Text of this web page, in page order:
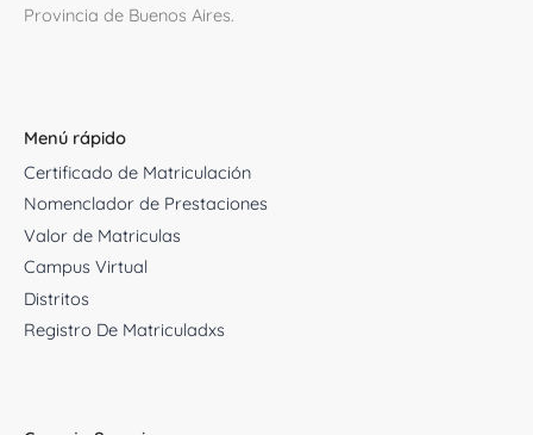
Provincia de Buenos Aires.
Menú rápido
Certificado de Matriculación
Nomenclador de Prestaciones
Valor de Matriculas
Campus Virtual
Distritos
Registro De Matriculadxs